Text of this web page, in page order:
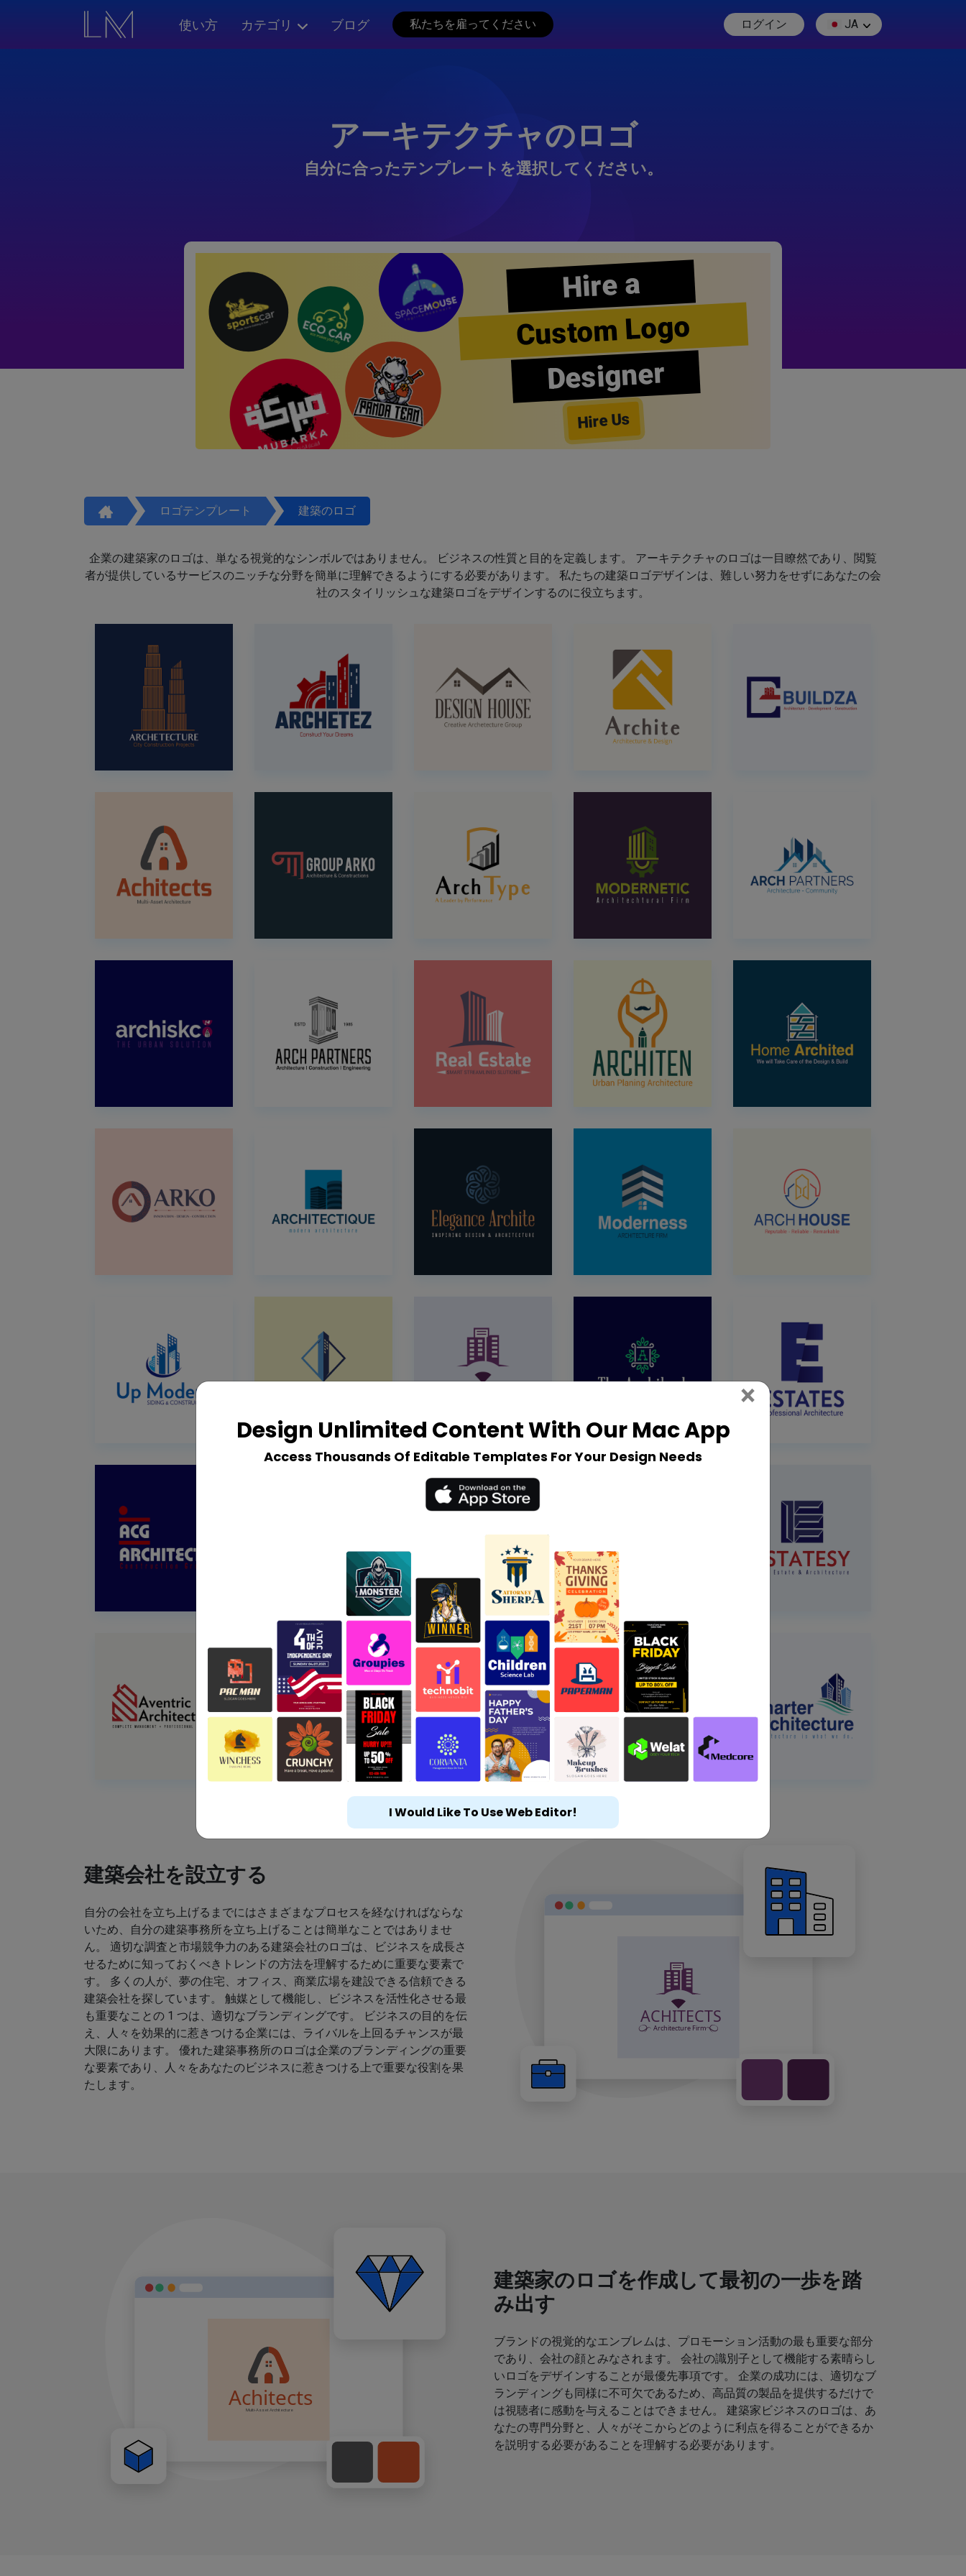
使い方 カテゴリ ブログ 私たちを雇ってください ログイン JA
アーキテクチャのロゴ
自分に合ったテンプレートを選択してください。
Hire a
Custom Logo
Designer
Hire Us
ロゴテンプレート 建築のロゴ
企業の建築家のロゴは、単なる視覚的なシンボルではありません。 ビジネスの性質と目的を定義します。 アーキテクチャのロゴは一目瞭然であり、閲覧
者が提供しているサービスのニッチな分野を簡単に理解できるようにする必要があります。 私たちの建築ロゴデザインは、難しい努力をせずにあなたの会
社のスタイリッシュな建築ロゴをデザインするのに役立ちます。
建築会社を設立する
自分の会社を立ち上げるまでにはさまざまなプロセスを経なければならな
いため、自分の建築事務所を立ち上げることは簡単なことではありませ
ん。 適切な調査と市場競争力のある建築会社のロゴは、ビジネスを成長さ
せるために知っておくべきトレンドの方法を理解するために重要な要素で
す。 多くの人が、夢の住宅、オフィス、商業広場を建設できる信頼できる
建築会社を探しています。 触媒として機能し、ビジネスを活性化させる最
も重要なことの 1 つは、適切なブランディングです。 ビジネスの目的を伝
え、人々を効果的に惹きつける企業には、ライバルを上回るチャンスが最
大限にあります。 優れた建築事務所のロゴは企業のブランディングの重要
な要素であり、人々をあなたのビジネスに惹きつける上で重要な役割を果
たします。
建築家のロゴを作成して最初の一歩を踏
み出す
ブランドの視覚的なエンブレムは、プロモーション活動の最も重要な部分
であり、会社の顔とみなされます。 会社の識別子として機能する素晴らし
いロゴをデザインすることが最優先事項です。 企業の成功には、適切なブ
ランディングも同様に不可欠であるため、高品質の製品を提供するだけで
は視聴者に感動を与えることはできません。 建築家ビジネスのロゴは、あ
なたの専門分野と、人々がそこからどのように利点を得ることができるか
を説明する必要があることを理解する必要があります。
Design Unlimited Content With Our Mac App
Access Thousands Of Editable Templates For Your Design Needs
× Close
I Would Like To Use Web Editor!